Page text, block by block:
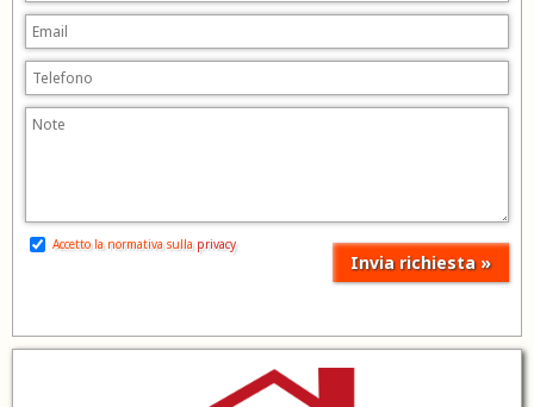
Accetto la normativa sulla privacy